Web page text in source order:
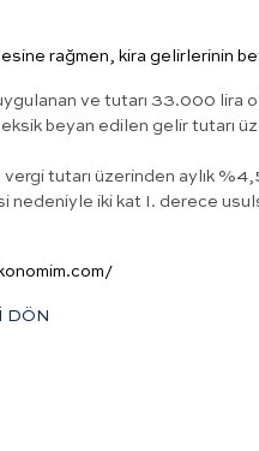
rağmen, kira gelirlerinin
ve tutarı 33.000 lira
beyan edilen gelir tutarı
vergi tutarı üzerinden aylık
nedeniyle iki kat I. derece
DÖN